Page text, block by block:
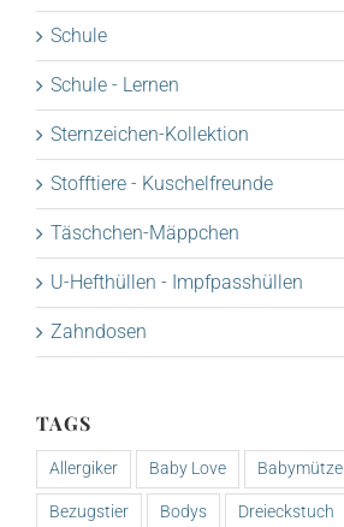
Schule
Schule - Lernen
Sternzeichen-Kollektion
Stofftiere - Kuschelfreunde
Täschchen-Mäppchen
U-Hefthüllen - Impfpasshüllen
Zahndosen
TAGS
Allergiker Baby Love Babymütze
Bezugstier Bodys Dreieckstuch